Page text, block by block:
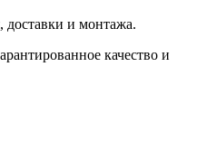
доставки и монтажа.
качество и